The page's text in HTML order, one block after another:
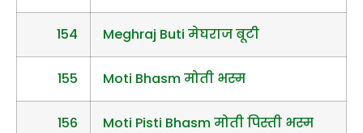
154 Meghraj Buti मेघराज बूटी
155 Moti Bhasm मोती भस्म
156 Moti Pisti Bhasm मोती पिस्ती भस्म